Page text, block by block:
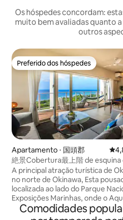
Os hóspedes concordam:
muito bem avaliadas quanto
outros
Preferido dos hóspedes
Preferido dos hóspedes
Apartamento ⋅ 国頭郡
絶景Cobertura最上階 de esquina
vistas incríveis!
A principal atração turística de
no norte de Okinawa, Esta
localizada ao lado do Parque
Exposições Marinhas, onde o
Churaumi está localizado. A vista é de
tirar o fôlego, um quarto de canto
Comodidades